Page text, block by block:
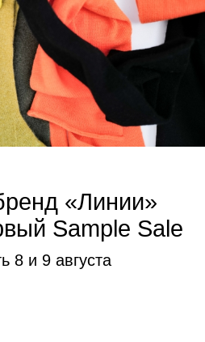
«Линии»
Sample Sale
8 и 9 августа